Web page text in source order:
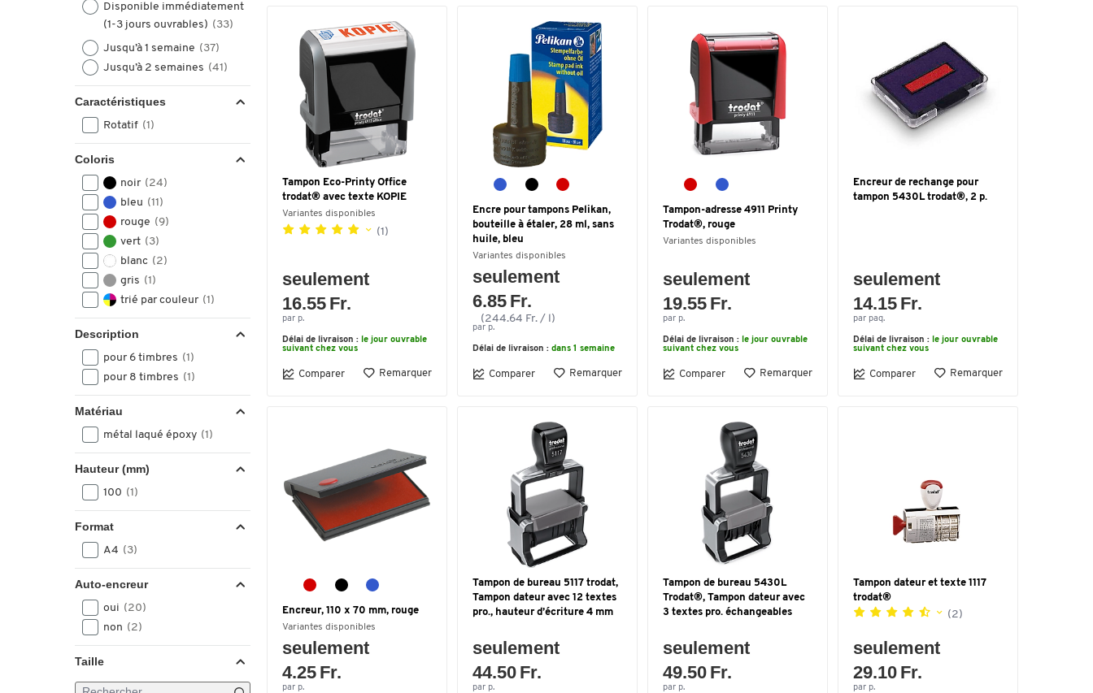
Disponible immédiatement
(1-3 jours ouvrables) (33)
Jusqu’à 1 semaine (37)
Jusqu’à 2 semaines (41)
Caractéristiques
Rotatif (1)
Coloris
noir (24)
bleu (11)
rouge (9)
vert (3)
blanc (2)
gris (1)
trié par couleur (1)
Description
pour 6 timbres (1)
pour 8 timbres (1)
Matériau
métal laqué époxy (1)
Hauteur (mm)
100 (1)
Format
A4 (3)
Auto-encreur
oui (20)
non (2)
Taille
Tampon Eco-Printy Office
trodat® avec texte KOPIE
Variantes disponibles
(1)
seulement
16.55 Fr.
par p.
Délai de livraison : le jour ouvrable
suivant chez vous
Comparer Remarquer
Encre pour tampons Pelikan,
bouteille à étaler, 28 ml, sans
huile, bleu
Variantes disponibles
seulement
6.85 Fr.
(244.64 Fr. / l)
par p.
Délai de livraison : dans 1 semaine
Comparer Remarquer
Tampon-adresse 4911 Printy
Trodat®, rouge
Variantes disponibles
seulement
19.55 Fr.
par p.
Délai de livraison : le jour ouvrable
suivant chez vous
Comparer Remarquer
Encreur de rechange pour
tampon 5430L trodat®, 2 p.
seulement
14.15 Fr.
par paq.
Délai de livraison : le jour ouvrable
suivant chez vous
Comparer Remarquer
Encreur, 110 x 70 mm, rouge
Variantes disponibles
seulement
4.25 Fr.
par p.
Tampon de bureau 5117 trodat,
Tampon dateur avec 12 textes
pro., hauteur d’écriture 4 mm
seulement
44.50 Fr.
par p.
Tampon de bureau 5430L
Trodat®, Tampon dateur avec
3 textes pro. échangeables
seulement
49.50 Fr.
par p.
Tampon dateur et texte 1117
trodat®
(2)
seulement
29.10 Fr.
par p.